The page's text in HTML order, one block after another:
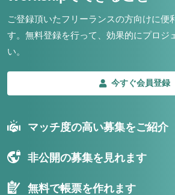
ご登録頂いたフリーランスの方向けに便
す。 無料登録を行って、効果的にプロジ
い。
今すぐ会員登録
マッチ度の高い募集をご紹介
非公開の募集を見れます
無料で帳票を作れます